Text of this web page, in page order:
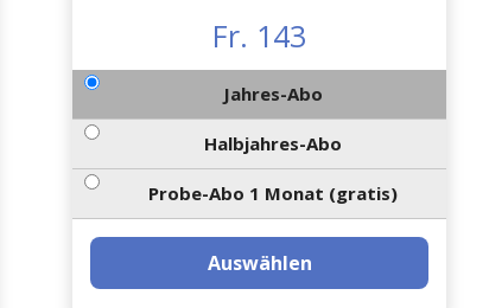
Fr. 143
Jahres-Abo
Halbjahres-Abo
Probe-Abo 1 Monat (gratis)
Auswählen